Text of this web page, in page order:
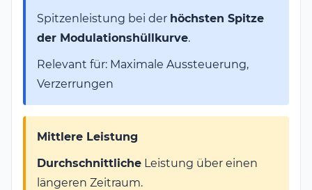
Spitzenleistung bei der höchsten Spitze
der Modulationshüllkurve.
Relevant für: Maximale Aussteuerung,
Verzerrungen
Mittlere Leistung
Durchschnittliche Leistung über einen
längeren Zeitraum.